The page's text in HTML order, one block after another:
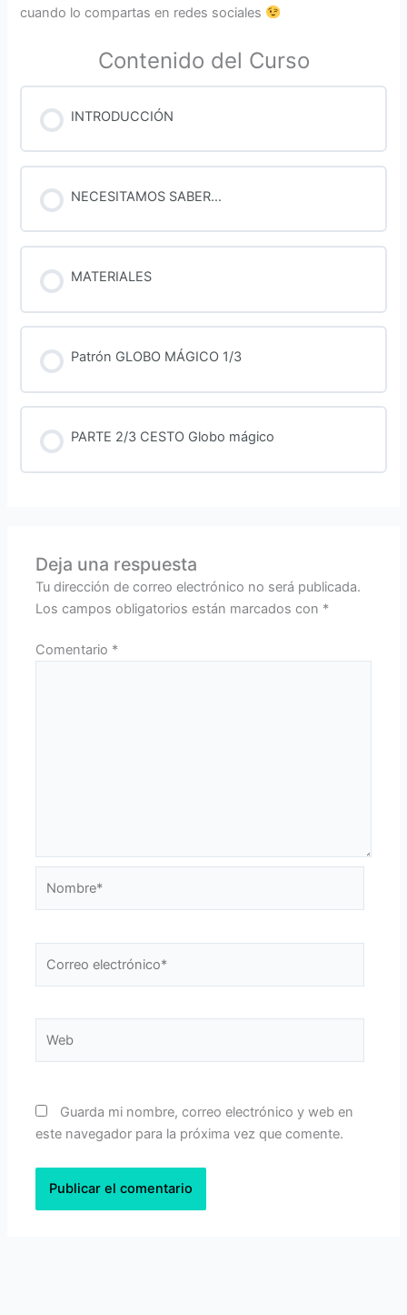
cuando lo compartas en redes sociales
Contenido del Curso
INTRODUCCIÓN
NECESITAMOS SABER…
MATERIALES
Patrón GLOBO MÁGICO 1/3
PARTE 2/3 CESTO Globo mágico
Deja una respuesta
Tu dirección de correo electrónico no será publicada.
Los campos obligatorios están marcados con *
Comentario *
electrónico*
Guarda mi nombre, correo electrónico y web en
este navegador para la próxima vez que comente.